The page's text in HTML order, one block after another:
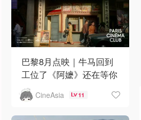
巴黎8月点映｜牛马回到
工位了《阿嬷》还在等你
CineAsia 11